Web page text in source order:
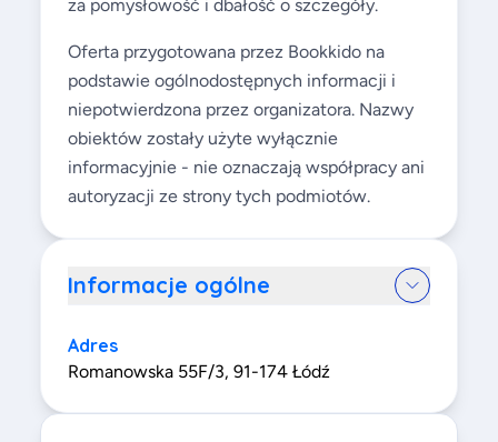
za pomysłowość i dbałość o szczegóły.
Oferta przygotowana przez Bookkido na
podstawie ogólnodostępnych informacji i
niepotwierdzona przez organizatora. Nazwy
obiektów zostały użyte wyłącznie
informacyjnie - nie oznaczają współpracy ani
autoryzacji ze strony tych podmiotów.
Informacje ogólne
Adres
Romanowska 55F/3, 91-174 Łódź